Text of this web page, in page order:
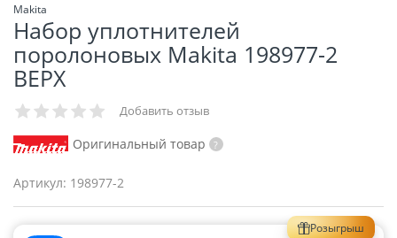
Makita
Набор уплотнителей
поролоновых Makita 198977-2
ВЕРХ
Добавить отзыв
Оригинальный товар
Артикул: 198977-2
Розыгрыш